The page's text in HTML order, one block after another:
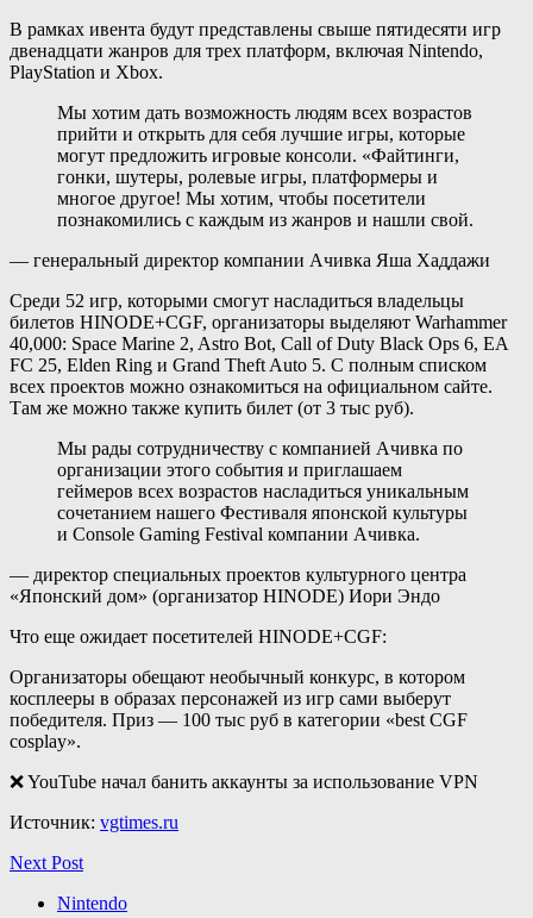
В рамках ивента будут представлены свыше пятидесяти игр
двенадцати жанров для трех платформ, включая Nintendo,
PlayStation и Xbox.
Мы хотим дать возможность людям всех возрастов
прийти и открыть для себя лучшие игры, которые
могут предложить игровые консоли. «Файтинги,
гонки, шутеры, ролевые игры, платформеры и
многое другое! Мы хотим, чтобы посетители
познакомились с каждым из жанров и нашли свой.
— генеральный директор компании Ачивка Яша Хаддажи
Среди 52 игр, которыми смогут насладиться владельцы
билетов HINODE+CGF, организаторы выделяют Warhammer
40,000: Space Marine 2, Astro Bot, Call of Duty Black Ops 6, EA
FC 25, Elden Ring и Grand Theft Auto 5. С полным списком
всех проектов можно ознакомиться на официальном сайте.
Там же можно также купить билет (от 3 тыс руб).
Мы рады сотрудничеству с компанией Ачивка по
организации этого события и приглашаем
геймеров всех возрастов насладиться уникальным
сочетанием нашего Фестиваля японской культуры
и Console Gaming Festival компании Ачивка.
— директор специальных проектов культурного центра
«Японский дом» (организатор HINODE) Иори Эндо
Что еще ожидает посетителей HINODE+CGF:
Организаторы обещают необычный конкурс, в котором
косплееры в образах персонажей из игр сами выберут
победителя. Приз — 100 тыс руб в категории «best CGF
cosplay».
❌ YouTube начал банить аккаунты за использование VPN
Источник: vgtimes.ru
Next Post
Nintendo